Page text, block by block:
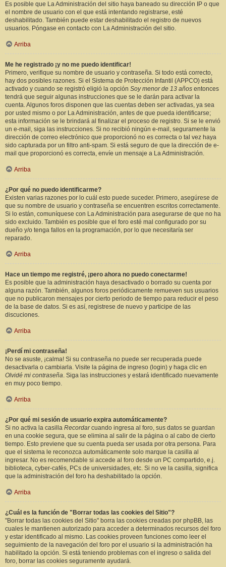
Es posible que La Administración del sitio haya baneado su dirección IP o que
el nombre de usuario con el que está intentando registrarse, esté
deshabilitado. También puede estar deshabilitado el registro de nuevos
usuarios. Póngase en contacto con La Administración del sitio.
Arriba
Me he registrado ¡y no me puedo identificar!
Primero, verifique su nombre de usuario y contraseña. Si todo está correcto,
hay dos posibles razones. Si el Sistema de Protección Infantil (APPCO) está
activado y cuando se registró eligió la opción Soy menor de 13 años entonces
tendrá que seguir algunas instrucciones que se le darán para activar la
cuenta. Algunos foros disponen que las cuentas deben ser activadas, ya sea
por usted mismo o por La Administración, antes de que pueda identificarse;
esta información se le brindará al finalizar el proceso de registro. Si se le envió
un e-mail, siga las instrucciones. Si no recibió ningún e-mail, seguramente la
dirección de correo electrónico que proporcionó no es correcta o tal vez haya
sido capturada por un filtro anti-spam. Si está seguro de que la dirección de e-
mail que proporcionó es correcta, envíe un mensaje a La Administración.
Arriba
¿Por qué no puedo identificarme?
Existen varias razones por lo cuál esto puede suceder. Primero, asegúrese de
que su nombre de usuario y contraseña se encuentren escritos correctamente.
Si lo están, comuníquese con La Administración para asegurarse de que no ha
sido excluido. También es posible que el foro esté mal configurado por su
dueño y/o tenga fallos en la programación, por lo que necesitaría ser
reparado.
Arriba
Hace un tiempo me registré, ¡pero ahora no puedo conectarme!
Es posible que la administración haya desactivado o borrado su cuenta por
alguna razón. También, algunos foros periódicamente remueven sus usuarios
que no publicaron mensajes por cierto periodo de tiempo para reducir el peso
de la base de datos. Si es así, registrese de nuevo y participe de las
discuciones.
Arriba
¡Perdí mi contraseña!
No se asuste, ¡calma! Si su contraseña no puede ser recuperada puede
desactivarla o cambiarla. Visite la página de ingreso (login) y haga clic en
Olvidé mi contraseña. Siga las instrucciones y estará identificado nuevamente
en muy poco tiempo.
Arriba
¿Por qué mi sesión de usuario expira automáticamente?
Si no activa la casilla Recordarcuando ingresa al foro, sus datos se guardan
en una cookie segura, que se elimina al salir de la página o al cabo de cierto
tiempo. Esto previene que su cuenta pueda ser usada por otra persona. Para
que el sistema le reconozca automáticamente solo marque la casilla al
ingresar. No es recomendable si accede al foro desde un PC compartido, e.j.
biblioteca, cyber-cafés, PCs de universidades, etc. Si no ve la casilla, significa
que la administración del foro ha deshabilitado la opción.
Arriba
¿Cuál es la función de "Borrar todas las cookies del Sitio"?
"Borrar todas las cookies del Sitio" borra las cookies creadas por phpBB, las
cuales le mantienen autorizado para acceder a determinados recursos del foro
y estar identificado al mismo. Las cookies proveen funciones como leer el
seguimiento de la navegación del foro por el usuario si la administración ha
habilitado la opción. Si está teniendo problemas con el ingreso o salida del
foro, borrar las cookies seguramente ayudará.